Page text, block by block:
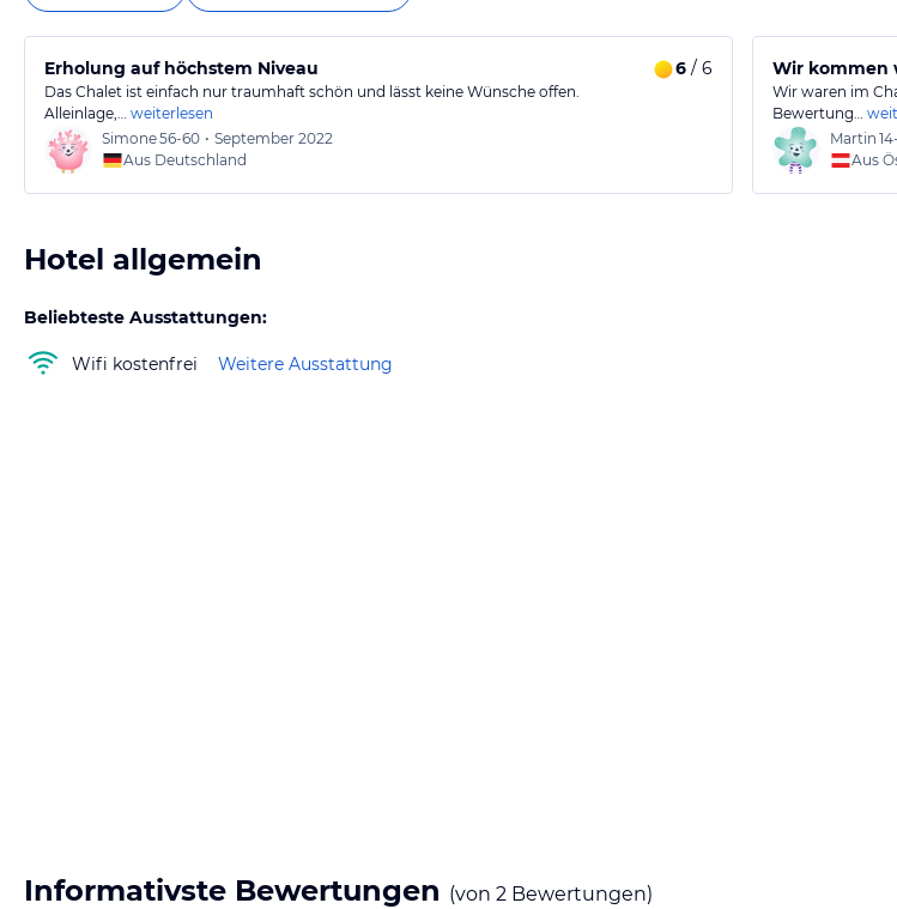
Erholung auf höchstem Niveau 6 / 6
Das Chalet ist einfach nur traumhaft schön und lässt keine Wünsche offen.
Alleinlage,… weiterlesen
Simone56-60 • September 2022
Aus Deutschland
Wir kommen
Wir waren im
Bewertung…
Martin
Aus
Hotel allgemein
Beliebteste Ausstattungen:
Wifi kostenfrei Weitere Ausstattung
Informativste Bewertungen (von 2 Bewertungen)